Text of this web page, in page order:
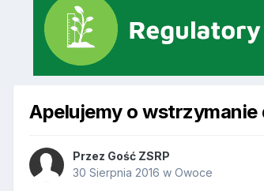
Apelujemy o wstrzymanie
Przez Gość ZSRP
30 Sierpnia 2016 w Owoce